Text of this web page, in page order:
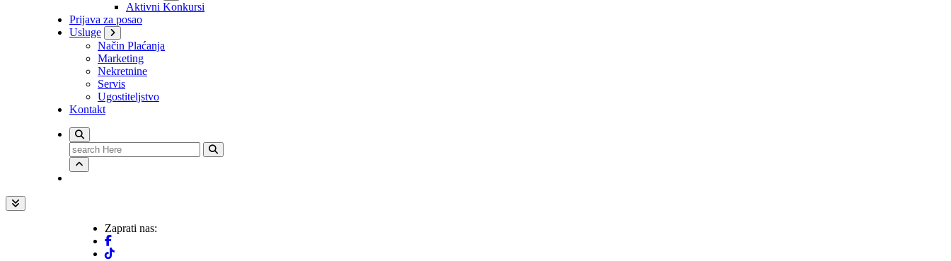
Aktivni Konkursi
Prijava za posao
Usluge
Način Plaćanja
Marketing
Nekretnine
Servis
Ugostiteljstvo
Kontakt
Search
for:
Zaprati nas: